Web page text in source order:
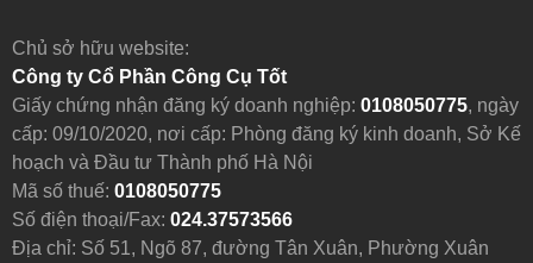
Chủ sở hữu website:
Công ty Cổ Phần Công Cụ Tốt
Giấy chứng nhận đăng ký doanh nghiệp: 0108050775, ngày
cấp: 09/10/2020, nơi cấp: Phòng đăng ký kinh doanh, Sở Kế
hoạch và Đầu tư Thành phố Hà Nội
Mã số thuế: 0108050775
Số điện thoại/Fax: 024.37573566
Địa chỉ: Số 51, Ngõ 87, đường Tân Xuân, Phường Xuân